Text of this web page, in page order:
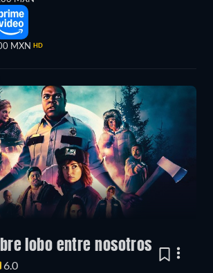
MXN HD
lobo entre nosotros
6.0